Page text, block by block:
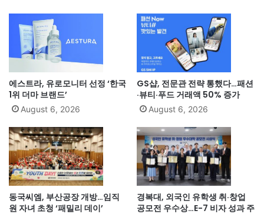
에스트라, 유로모니터 선정 ‘한국
1위 더마 브랜드’
August 6, 2026
GS샵, 전문관 전략 통했다…패션
·뷰티·푸드 거래액 50% 증가
August 6, 2026
동국씨엠, 부산공장 개방…임직
원 자녀 초청 ‘패밀리 데이’
경복대, 외국인 유학생 취·창업
공모전 우수상…E-7 비자 성과 주